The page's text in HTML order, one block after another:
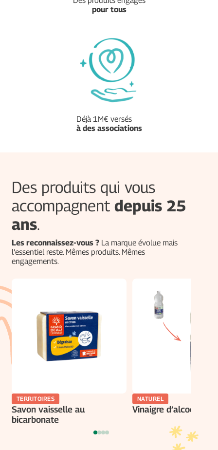
pour tous
Déjà 1M€ versés
à des associations
Des produits qui vous
accompagnent depuis 25
ans.
Les reconnaissez-vous ? La marque évolue mais
l’essentiel reste. Mêmes produits. Mêmes
engagements.
TERRITOIRES
Savon vaisselle au
bicarbonate
NATUREL
Vinaigre d’alcool bio